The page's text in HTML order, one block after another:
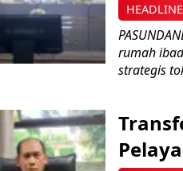
HEADLINE
rumah
strategis